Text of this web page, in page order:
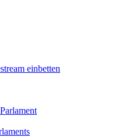
einbetten